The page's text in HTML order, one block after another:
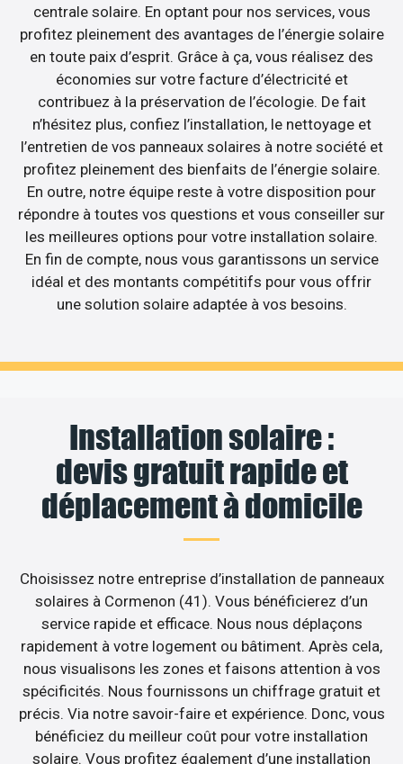
centrale solaire. En optant pour nos services, vous
profitez pleinement des avantages de l’énergie solaire
en toute paix d’esprit. Grâce à ça, vous réalisez des
économies sur votre facture d’électricité et
contribuez à la préservation de l’écologie. De fait
n’hésitez plus, confiez l’installation, le nettoyage et
l’entretien de vos panneaux solaires à notre société et
profitez pleinement des bienfaits de l’énergie solaire.
En outre, notre équipe reste à votre disposition pour
répondre à toutes vos questions et vous conseiller sur
les meilleures options pour votre installation solaire.
En fin de compte, nous vous garantissons un service
idéal et des montants compétitifs pour vous offrir
une solution solaire adaptée à vos besoins.
Installation solaire :
devis gratuit rapide et
déplacement à domicile
Choisissez notre entreprise d’installation de panneaux
solaires à Cormenon (41). Vous bénéficierez d’un
service rapide et efficace. Nous nous déplaçons
rapidement à votre logement ou bâtiment. Après cela,
nous visualisons les zones et faisons attention à vos
spécificités. Nous fournissons un chiffrage gratuit et
précis. Via notre savoir-faire et expérience. Donc, vous
bénéficiez du meilleur coût pour votre installation
solaire. Vous profitez également d’une installation